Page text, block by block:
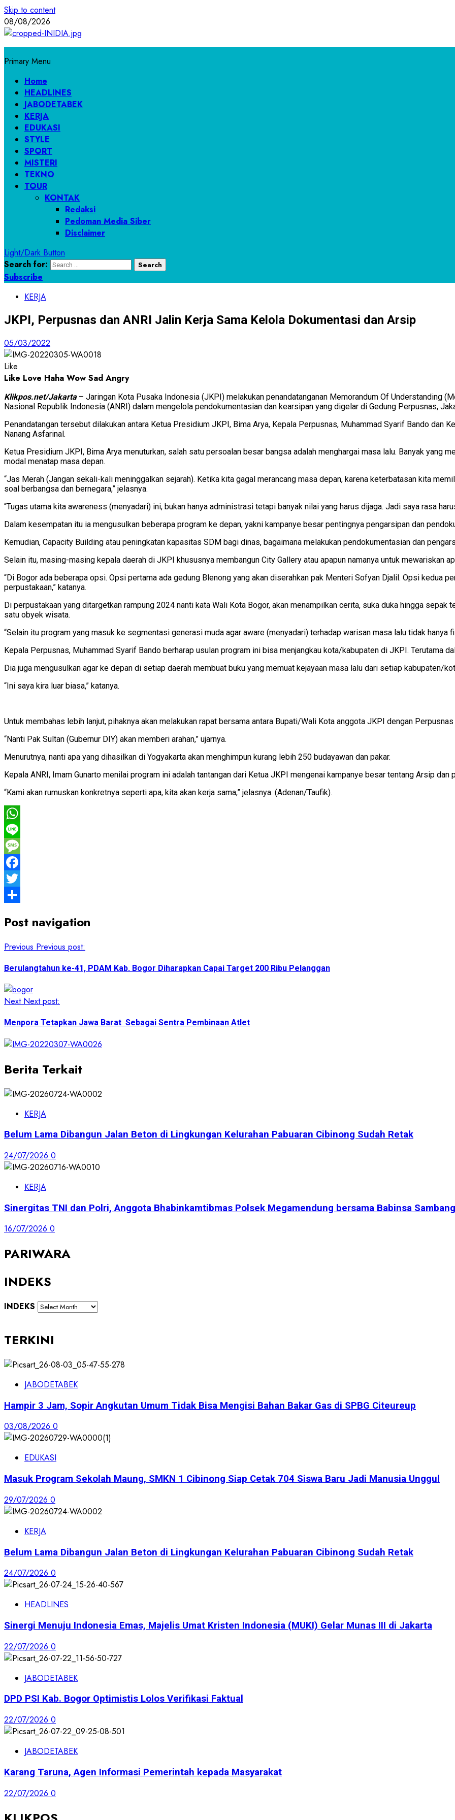
Skip to content
08/08/2026
Primary Menu
Home
HEADLINES
JABODETABEK
KERJA
EDUKASI
STYLE
SPORT
MISTERI
TEKNO
TOUR
KONTAK
Redaksi
Pedoman Media Siber
Disclaimer
Light/Dark Button
Search for:
Subscribe
KERJA
JKPI, Perpusnas dan ANRI Jalin Kerja Sama Kelola Dokumentasi dan Arsip
05/03/2022
Like
Like Love Haha Wow Sad Angry
Klikpos.net/Jakarta– Jaringan Kota Pusaka Indonesia (JKPI) melakukan penandatanganan Memorandum Of Understanding
Nasional Republik Indonesia (ANRI) dalam mengelola pendokumentasian dan kearsipan yang digelar di Gedung Perpusnas,
Penandatangan tersebut dilakukan antara Ketua Presidium JKPI, Bima Arya, Kepala Perpusnas, Muhammad Syarif Bando dan
Nanang Asfarinal.
Ketua Presidium JKPI, Bima Arya menuturkan, salah satu persoalan besar bangsa adalah menghargai masa lalu. Banyak yang
modal menatap masa depan.
“Jas Merah (Jangan sekali-kali meninggalkan sejarah). Ketika kita gagal merancang masa depan, karena keterbatasan kita
soal berbangsa dan bernegara,” jelasnya.
“Tugas utama kita awareness (menyadari) ini, bukan hanya administrasi tetapi banyak nilai yang harus dijaga. Jadi saya rasa
Dalam kesempatan itu ia mengusulkan beberapa program ke depan, yakni kampanye besar pentingnya pengarsipan dan
Kemudian, Capacity Building atau peningkatan kapasitas SDM bagi dinas, bagaimana melakukan pendokumentasian dan
Selain itu, masing-masing kepala daerah di JKPI khususnya membangun City Gallery atau apapun namanya untuk mewariskan
“Di Bogor ada beberapa opsi. Opsi pertama ada gedung Blenong yang akan diserahkan pak Menteri Sofyan Djalil. Opsi kedua
perpustakaan,” katanya.
Di perpustakaan yang ditargetkan rampung 2024 nanti kata Wali Kota Bogor, akan menampilkan cerita, suka duka hingga
satu obyek wisata.
“Selain itu program yang masuk ke segmentasi generasi muda agar aware (menyadari) terhadap warisan masa lalu tidak hanya
Kepala Perpusnas, Muhammad Syarif Bando berharap usulan program ini bisa menjangkau kota/kabupaten di JKPI. Terutama
Dia juga mengusulkan agar ke depan di setiap daerah membuat buku yang memuat kejayaan masa lalu dari setiap kabupaten/
“Ini saya kira luar biasa,” katanya.
Untuk membahas lebih lanjut, pihaknya akan melakukan rapat bersama antara Bupati/Wali Kota anggota JKPI dengan
“Nanti Pak Sultan (Gubernur DIY) akan memberi arahan,” ujarnya.
Menurutnya, nanti apa yang dihasilkan di Yogyakarta akan menghimpun kurang lebih 250 budayawan dan pakar.
Kepala ANRI, Imam Gunarto menilai program ini adalah tantangan dari Ketua JKPI mengenai kampanye besar tentang Arsip dan
“Kami akan rumuskan konkretnya seperti apa, kita akan kerja sama,” jelasnya. (Adenan/Taufik).
WhatsApp
Line
Message
Facebook
Twitter
Post navigation
Previous Previous post:
Berulangtahun ke-41, PDAM Kab. Bogor Diharapkan Capai Target 200 Ribu Pelanggan
Next Next post:
Menpora Tetapkan Jawa Barat Sebagai Sentra Pembinaan Atlet
Berita Terkait
KERJA
Belum Lama Dibangun Jalan Beton di Lingkungan Kelurahan Pabuaran Cibinong Sudah Retak
24/07/2026 0
KERJA
Sinergitas TNI dan Polri, Anggota Bhabinkamtibmas Polsek Megamendung bersama Babinsa
16/07/2026 0
PARIWARA
INDEKS
INDEKS
TERKINI
JABODETABEK
Hampir 3 Jam, Sopir Angkutan Umum Tidak Bisa Mengisi Bahan Bakar Gas di SPBG Citeureup
03/08/2026 0
EDUKASI
Masuk Program Sekolah Maung, SMKN 1 Cibinong Siap Cetak 704 Siswa Baru Jadi Manusia Unggul
29/07/2026 0
KERJA
Belum Lama Dibangun Jalan Beton di Lingkungan Kelurahan Pabuaran Cibinong Sudah Retak
24/07/2026 0
HEADLINES
Sinergi Menuju Indonesia Emas, Majelis Umat Kristen Indonesia (MUKI) Gelar Munas III di Jakarta
22/07/2026 0
JABODETABEK
DPD PSI Kab. Bogor Optimistis Lolos Verifikasi Faktual
22/07/2026 0
JABODETABEK
Karang Taruna, Agen Informasi Pemerintah kepada Masyarakat
22/07/2026 0